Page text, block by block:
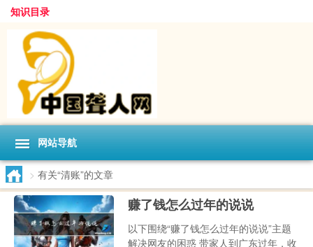
知识目录
网站导航
> 有关“清账”的文章
赚了钱怎么过年的说说
以下围绕“赚了钱怎么过年的说说”主题
解决网友的困惑 带家人到广东过年，收